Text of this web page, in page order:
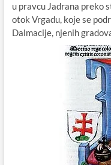
u pravcu Jadrana preko
otok Vrgadu, koje se
Dalmacije, njenih